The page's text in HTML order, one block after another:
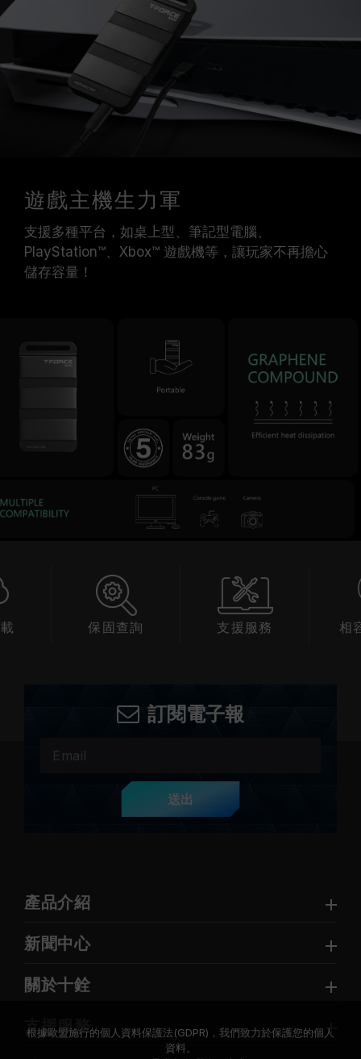
遊戲主機生力軍
支援多種平台，如桌上型、筆記型電腦、
PlayStation™、Xbox™ 遊戲機等，讓玩家不再擔心
儲存容量！
保固查詢 支援服務 相
訂閱電子報
送出
產品介紹
新聞中心
關於十銓
支援服務
根據歐盟施行的個人資料保護法(GDPR)，我們致力於保護您的個人
資料。